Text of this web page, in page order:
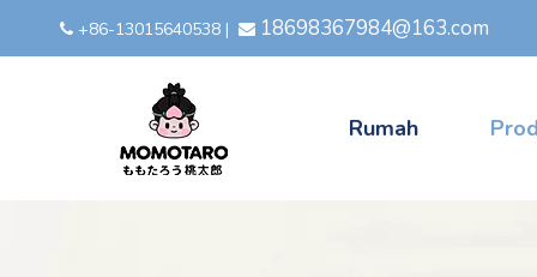
 +86-13015640538 |  18698367984@163.com
Rumah